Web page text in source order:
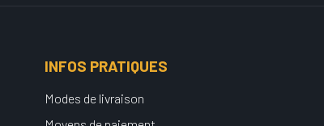
INFOS PRATIQUES
Modes de livraison